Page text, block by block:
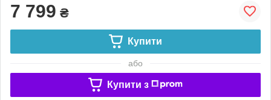
7 799 ₴
Купити
або
Купити з